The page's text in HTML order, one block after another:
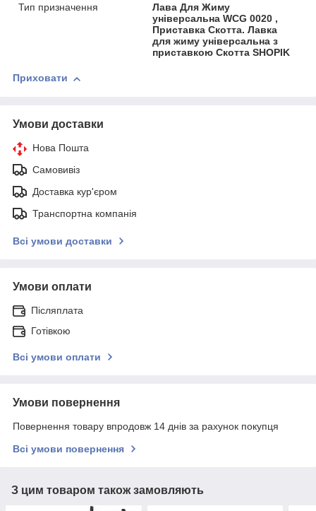
Тип призначення
Лава Для Жиму
універсальна WCG 0020 ,
Приставка Скотта. Лавка
для жиму універсальна з
приставкою Скотта SHOPIK
Приховати
Умови доставки
Нова Пошта
Самовивіз
Доставка кур'єром
Транспортна компанія
Всі умови доставки
Умови оплати
Післяплата
Готівкою
Всі умови оплати
Умови повернення
Повернення товару впродовж 14 днів за рахунок покупця
Всі умови повернення
З цим товаром також замовляють